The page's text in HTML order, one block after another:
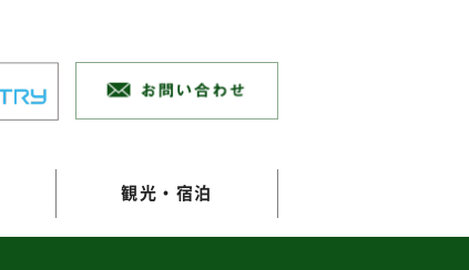
観光・宿泊